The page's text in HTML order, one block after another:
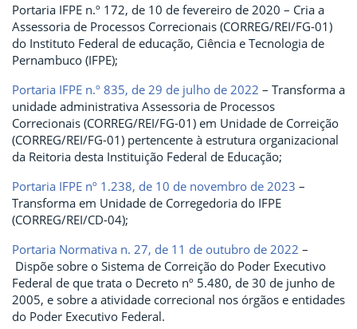
Portaria IFPE n.º 172, de 10 de fevereiro de 2020 – Cria a
Assessoria de Processos Correcionais (CORREG/REI/FG-01)
do Instituto Federal de educação, Ciência e Tecnologia de
Pernambuco (IFPE);
Portaria IFPE n.º 835, de 29 de julho de 2022 – Transforma a
unidade administrativa Assessoria de Processos
Correcionais (CORREG/REI/FG-01) em Unidade de Correição
(CORREG/REI/FG-01) pertencente à estrutura organizacional
da Reitoria desta Instituição Federal de Educação;
Portaria IFPE nº 1.238, de 10 de novembro de 2023 –
Transforma em Unidade de Corregedoria do IFPE
(CORREG/REI/CD-04);
Portaria Normativa n. 27, de 11 de outubro de 2022 –
Dispõe sobre o Sistema de Correição do Poder Executivo
Federal de que trata o Decreto nº 5.480, de 30 de junho de
2005, e sobre a atividade correcional nos órgãos e entidades
do Poder Executivo Federal.